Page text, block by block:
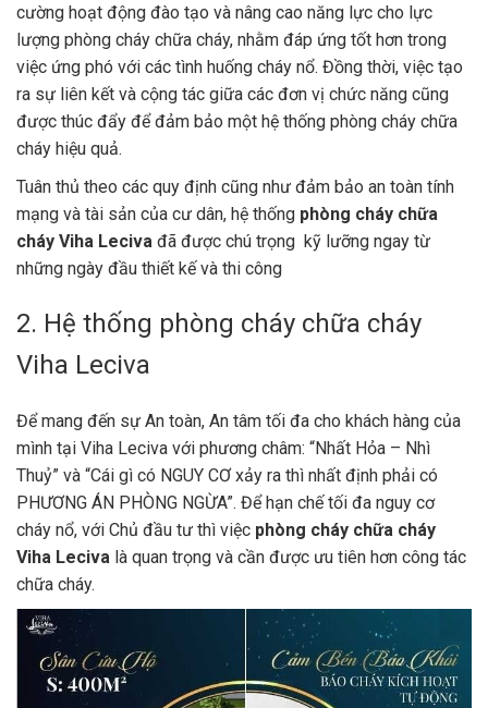
cường hoạt động đào tạo và nâng cao năng lực cho lực
lượng phòng cháy chữa cháy, nhằm đáp ứng tốt hơn trong
việc ứng phó với các tình huống cháy nổ. Đồng thời, việc tạo
ra sự liên kết và cộng tác giữa các đơn vị chức năng cũng
được thúc đẩy để đảm bảo một hệ thống phòng cháy chữa
cháy hiệu quả.
Tuân thủ theo các quy định cũng như đảm bảo an toàn tính
mạng và tài sản của cư dân, hệ thống phòng cháy chữa
cháy Viha Leciva đã được chú trọng kỹ lưỡng ngay từ
những ngày đầu thiết kế và thi công
2. Hệ thống phòng cháy chữa cháy
Viha Leciva
Để mang đến sự An toàn, An tâm tối đa cho khách hàng của
mình tại Viha Leciva với phương châm: “Nhất Hỏa – Nhì
Thuỷ” và “Cái gì có NGUY CƠ xảy ra thì nhất định phải có
PHƯƠNG ÁN PHÒNG NGỪA”. Để hạn chế tối đa nguy cơ
cháy nổ, với Chủ đầu tư thì việc phòng cháy chữa cháy
Viha Leciva là quan trọng và cần được ưu tiên hơn công tác
chữa cháy.